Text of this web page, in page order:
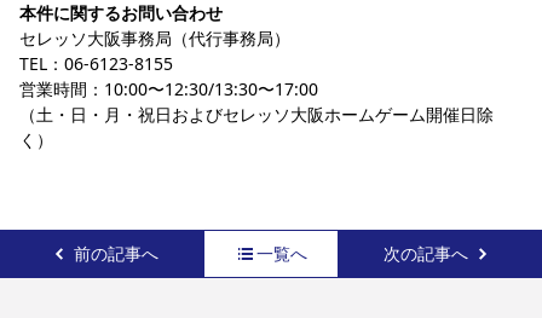
本件に関するお問い合わせ
セレッソ大阪事務局（代行事務局）
TEL：06-6123-8155
営業時間：10:00〜12:30/13:30〜17:00
（土・日・月・祝日およびセレッソ大阪ホームゲーム開催日除
く）
前の記事へ 一覧へ 次の記事へ